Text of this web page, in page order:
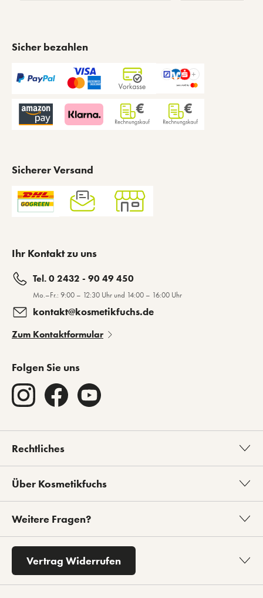
Sicher bezahlen
Sicherer Versand
Ihr Kontakt zu uns
Tel. 0 2432 - 90 49 450
Mo.–Fr.: 9:00 – 12:30 Uhr und 14:00 – 16:00 Uhr
kontakt@kosmetikfuchs.de
Zum Kontaktformular
Folgen Sie uns
Rechtliches
Über Kosmetikfuchs
Weitere Fragen?
Vertrag Widerrufen